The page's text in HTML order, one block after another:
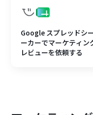
Google スプレッドシ
ーカーでマーケティン
レビューを依頼する